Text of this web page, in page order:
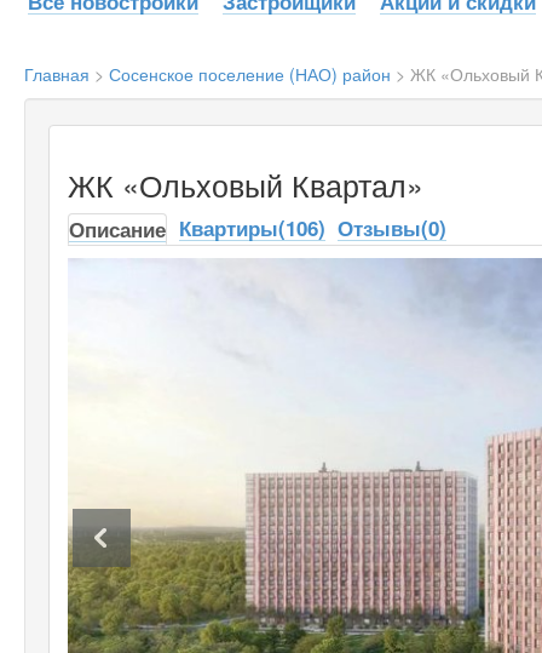
Главная > Сосенское поселение (НАО) район > ЖК «Ольховый
ЖК «Ольховый Квартал»‎
Описание Квартиры(106) Отзывы(0)